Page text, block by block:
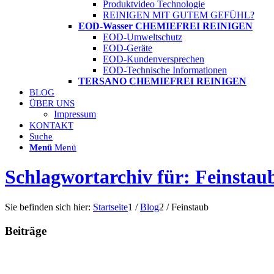
Produktvideo Technologie
REINIGEN MIT GUTEM GEFÜHL?
EOD-Wasser CHEMIEFREI REINIGEN
EOD-Umweltschutz
EOD-Geräte
EOD-Kundenversprechen
EOD-Technische Informationen
TERSANO CHEMIEFREI REINIGEN
BLOG
ÜBER UNS
Impressum
KONTAKT
Suche
Menü Menü
Schlagwortarchiv für:
Sie befinden sich hier: Startseite1 / Blog2 / Feinstaub
Beiträge